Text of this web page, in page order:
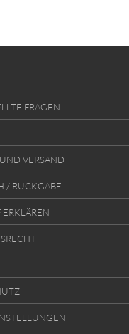
FRAGEN
VERSAND
/ RÜCKGABE